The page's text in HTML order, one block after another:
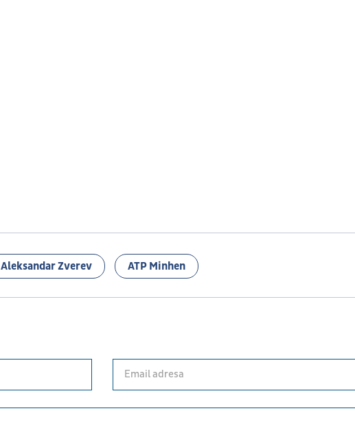
Aleksandar Zverev ATP Minhen